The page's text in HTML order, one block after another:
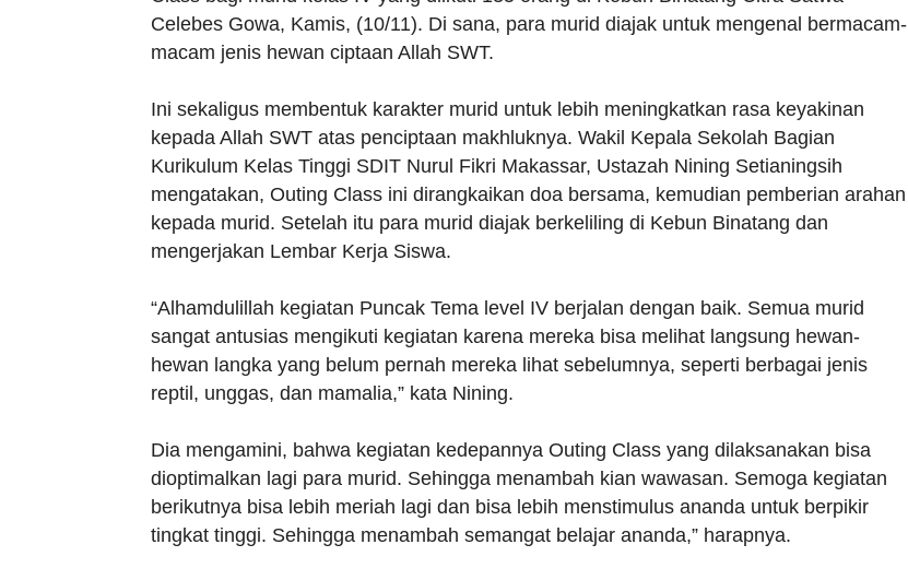
Celebes Gowa, Kamis, (10/11). Di sana, para murid diajak untuk mengenal bermacam-
macam jenis hewan ciptaan Allah SWT.
Ini sekaligus membentuk karakter murid untuk lebih meningkatkan rasa keyakinan
kepada Allah SWT atas penciptaan makhluknya. Wakil Kepala Sekolah Bagian
Kurikulum Kelas Tinggi SDIT Nurul Fikri Makassar, Ustazah Nining Setianingsih
mengatakan, Outing Class ini dirangkaikan doa bersama, kemudian pemberian arahan
kepada murid. Setelah itu para murid diajak berkeliling di Kebun Binatang dan
mengerjakan Lembar Kerja Siswa.
“Alhamdulillah kegiatan Puncak Tema level IV berjalan dengan baik. Semua murid
sangat antusias mengikuti kegiatan karena mereka bisa melihat langsung hewan-
hewan langka yang belum pernah mereka lihat sebelumnya, seperti berbagai jenis
reptil, unggas, dan mamalia,” kata Nining.
Dia mengamini, bahwa kegiatan kedepannya Outing Class yang dilaksanakan bisa
dioptimalkan lagi para murid. Sehingga menambah kian wawasan. Semoga kegiatan
berikutnya bisa lebih meriah lagi dan bisa lebih menstimulus ananda untuk berpikir
tingkat tinggi. Sehingga menambah semangat belajar ananda,” harapnya.